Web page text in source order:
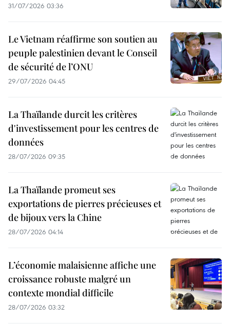
31/07/2026 03:36
Le Vietnam réaffirme son soutien au
peuple palestinien devant le Conseil
de sécurité de l’ONU
29/07/2026 04:45
La Thaïlande durcit les critères
d'investissement pour les centres de
données
28/07/2026 09:35
La Thaïlande promeut ses
exportations de pierres précieuses et
de bijoux vers la Chine
28/07/2026 04:14
L’économie malaisienne affiche une
croissance robuste malgré un
contexte mondial difficile
28/07/2026 03:32